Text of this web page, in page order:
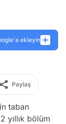
ekleyin
Paylaş
taban
yıllık bölüm